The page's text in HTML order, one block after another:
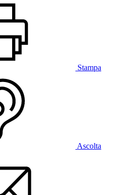
Stampa
Ascolta